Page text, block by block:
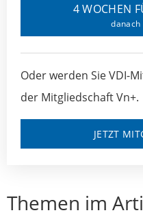
4 WOCHEN
danach
Oder werden Sie VDI-
der Mitgliedschaft Vn+.
JETZT
Themen im